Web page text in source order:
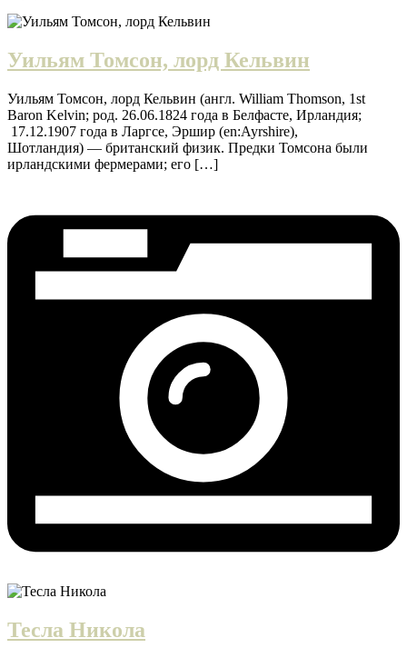
Уильям Томсон, лорд Кельвин
Уильям Томсон, лорд Кельвин (англ. William Thomson, 1st
Baron Kelvin; род. 26.06.1824 года в Белфасте, Ирландия;
17.12.1907 года в Ларгсе, Эршир (en:Ayrshire),
Шотландия) — британский физик. Предки Томсона были
ирландскими фермерами; его […]
Тесла Никола